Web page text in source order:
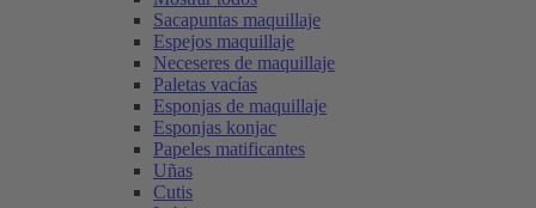
Sacapuntas maquillaje
Espejos maquillaje
Neceseres de maquillaje
Paletas vacías
Esponjas de maquillaje
Esponjas konjac
Papeles matificantes
Uñas
Cutis